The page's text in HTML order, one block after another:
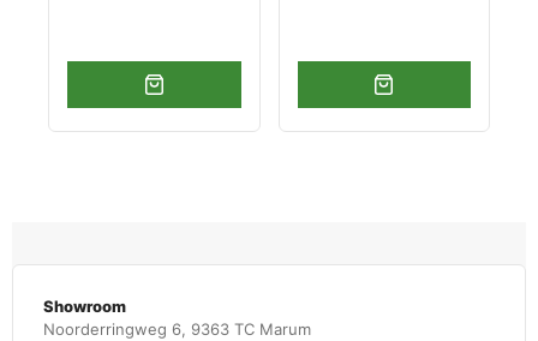
Showroom
Noorderringweg 6, 9363 TC Marum